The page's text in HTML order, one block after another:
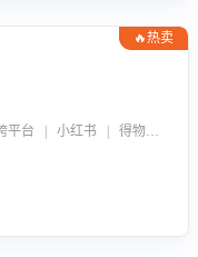
🔥热卖
京东 | 抖音 | 快手 | 拼多多 | 淘宝 | 跨平台 | 小红书 | 得物 | 企业微信